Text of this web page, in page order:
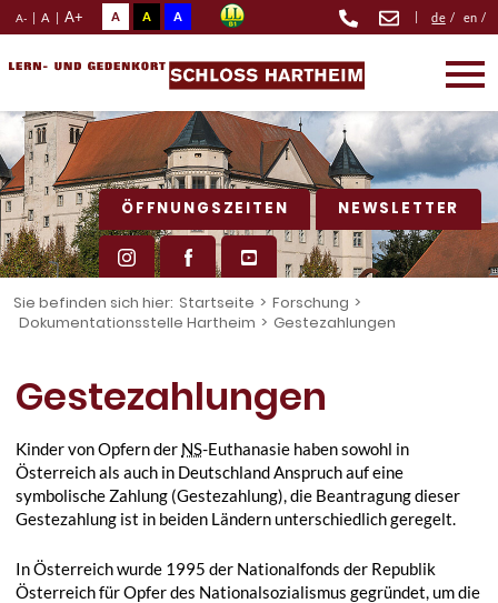
A- | A | A+ A A A | de / en /
ÖFFNUNGSZEITEN NEWSLETTER
Sie befinden sich hier: Startseite > Forschung >
Dokumentationsstelle Hartheim > Gestezahlungen
Gestezahlungen
Kinder von Opfern der NS-Euthanasie haben sowohl in
Österreich als auch in Deutschland Anspruch auf eine
symbolische Zahlung (Gestezahlung), die Beantragung dieser
Gestezahlung ist in beiden Ländern unterschiedlich geregelt.
In Österreich wurde 1995 der Nationalfonds der Republik
Österreich für Opfer des Nationalsozialismus gegründet, um die